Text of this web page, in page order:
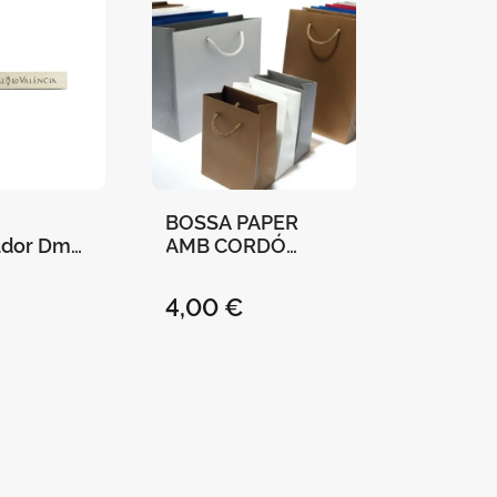
Dm
BOSSA PAPER
AMB CORDÓ
4,00 €